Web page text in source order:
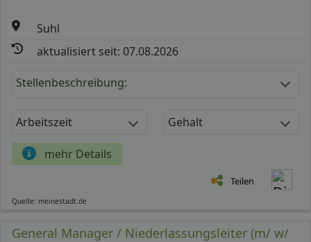
Suhl
aktualisiert seit: 07.08.2026
Stellenbeschreibung:
Arbeitszeit Gehalt
mehr Details
Teilen
Quelle: meinestadt.de
General Manager / Niederlassungsleiter (m/ w/